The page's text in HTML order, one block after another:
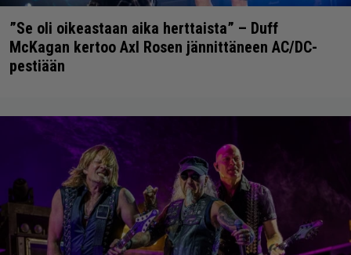
”Se oli oikeastaan aika herttaista” – Duff
McKagan kertoo Axl Rosen jännittäneen AC/DC-
pestiään